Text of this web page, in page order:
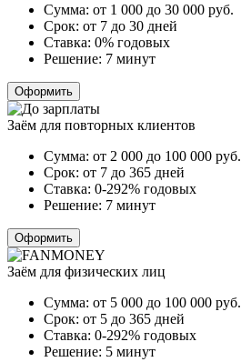
Сумма: от 1 000 до 30 000 руб.
Срок: от 7 до 30 дней
Ставка: 0% годовых
Решение: 7 минут
Оформить
Заём для повторных клиентов
Сумма: от 2 000 до 100 000 руб.
Срок: от 7 до 365 дней
Ставка: 0-292% годовых
Решение: 7 минут
Оформить
Заём для физических лиц
Сумма: от 5 000 до 100 000 руб.
Срок: от 5 до 365 дней
Ставка: 0-292% годовых
Решение: 5 минут